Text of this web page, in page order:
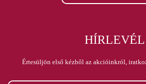
HÍRLEVÉL
Értesüljön első kézből az akcióinkról,